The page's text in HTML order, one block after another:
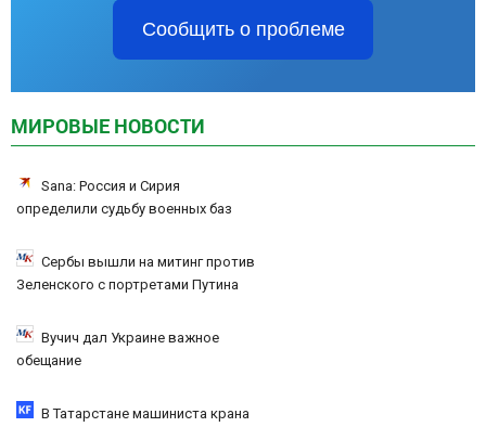
Сообщить о проблеме
МИРОВЫЕ НОВОСТИ
Sana: Россия и Сирия
определили судьбу военных баз
Сербы вышли на митинг против
Зеленского с портретами Путина
Вучич дал Украине важное
обещание
В Татарстане машиниста крана